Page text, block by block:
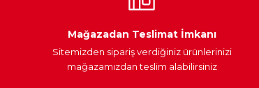
Mağazadan Teslimat İmkanı
Sitemizden sipariş verdiğiniz ürünlerinizi
mağazamızdan teslim alabilirsiniz